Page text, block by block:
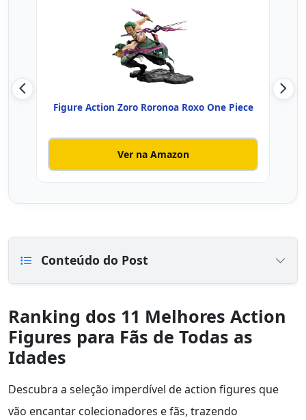
Figure Action Zoro Roronoa Roxo One Piece
Ver na Amazon
Conteúdo do Post
Ranking dos 11 Melhores Action
Figures para Fãs de Todas as
Idades
Descubra a seleção imperdível de action figures que
vão encantar colecionadores e fãs, trazendo